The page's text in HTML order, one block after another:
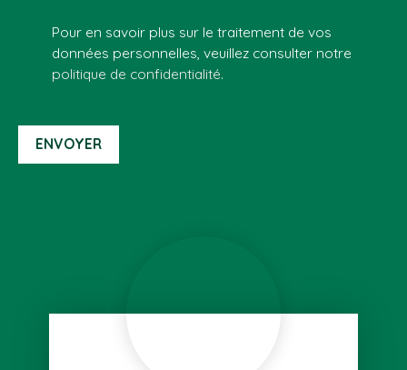
Pour en savoir plus sur le traitement de vos
données personnelles, veuillez consulter notre
politique de confidentialité.
ENVOYER